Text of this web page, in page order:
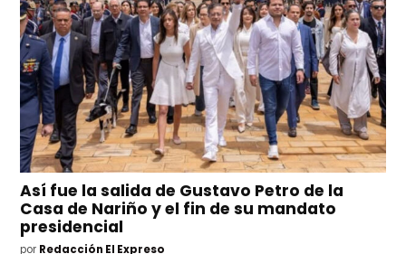
Así fue la salida de Gustavo Petro de la
Casa de Nariño y el fin de su mandato
presidencial
por Redacción El Expreso